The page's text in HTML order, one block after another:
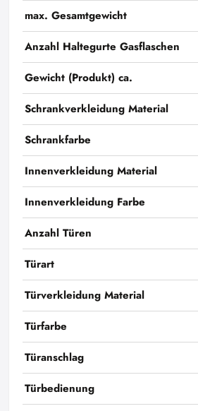
max. Gesamtgewicht
Anzahl Haltegurte Gasflaschen
Gewicht (Produkt) ca.
Schrankverkleidung Material
Schrankfarbe
Innenverkleidung Material
Innenverkleidung Farbe
Anzahl Türen
Türart
Türverkleidung Material
Türfarbe
Türanschlag
Türbedienung